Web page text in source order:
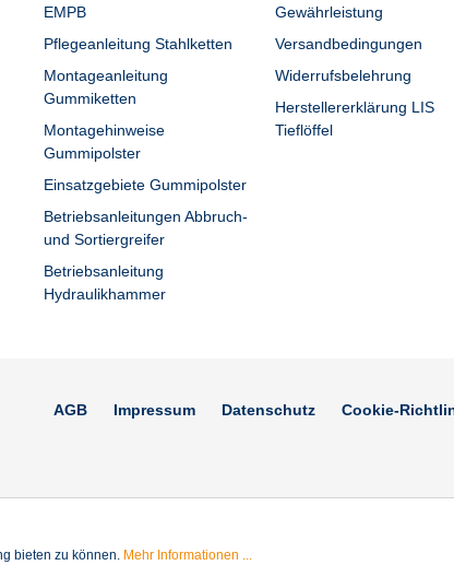
EMPB
Pflegeanleitung Stahlketten
Montageanleitung
Gummiketten
Montagehinweise
Gummipolster
Einsatzgebiete Gummipolster
Betriebsanleitungen Abbruch-
und Sortiergreifer
Betriebsanleitung
Hydraulikhammer
Gewährleistung
Versandbedingungen
Widerrufsbelehrung
Herstellererklärung LIS
Tieflöffel
AGB Impressum Datenschutz Cookie-
bieten zu können. Mehr Informationen ...